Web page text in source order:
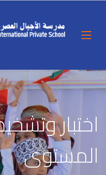
اختبار
المستوى